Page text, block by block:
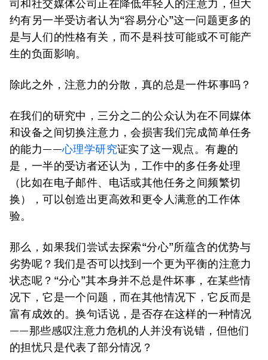
司和社交媒体公司正在降低年轻人的注意力，但大
约有另一半受访者认为“容易分心”这一问题更多的
是与人们的性格有关，而不是科技可能或不可能产
生的负面影响。
除此之外，注意力的分散，真的总是一件坏事吗？
在我们的研究中，三分之二的公众认为在不同媒体
和设备之间切换注意力，会损害我们完成简单任务
的能力——心理学研究证实了这一观点。有趣的
是，一半的受访者还认为，工作中的多任务处理
（比如在电子邮件、电话或其他任务之间频繁切
换），可以创造出更高效和更令人满意的工作体
验。
那么，如果我们尝试去探索“分心”所蕴含的优势与
劣势呢？我们是否可以找到一个更为平衡的注意力
状态呢？“分心”其本身并不总是件坏事，在某些情
况下，它是一个问题，而在其他情况下，它反而是
富有成效的。换句话说，是否存在这样的一种情况
——那些感叹注意力危机的人并没有说错，但他们
的担忧只是代表了部分情况？